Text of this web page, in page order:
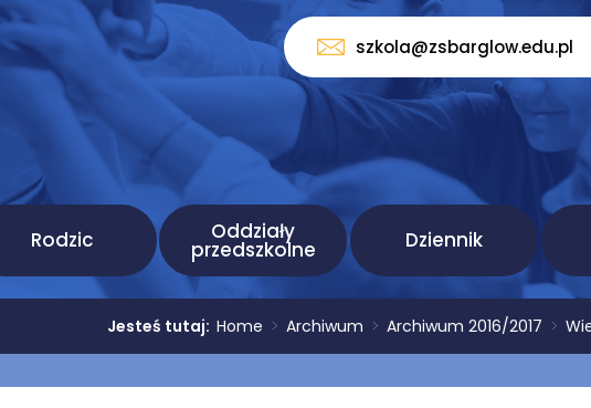
szkola@zsbarglow.edu.pl
Rodzic Oddziały
przedszkolne Dziennik
Jesteś tutaj: Home > Archiwum > Archiwum 2016/2017 >